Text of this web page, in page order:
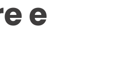
e